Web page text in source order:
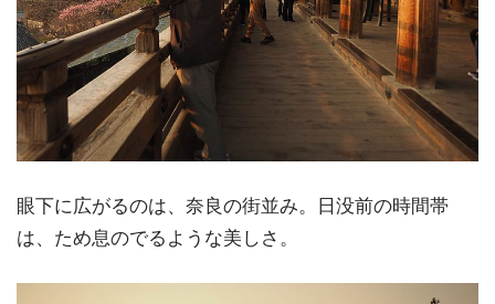
眼下に広がるのは、奈良の街並み。日没前の時間帯
は、ため息のでるような美しさ。